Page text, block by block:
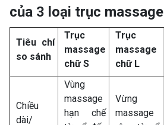
của 3 loại trục massage
Tiêu chí
so sánh
Trục
massage
chữ S
Trục
massage
chữ L
Chiều
dài/
Vùng
massage
hạn chế
Vừng
massage